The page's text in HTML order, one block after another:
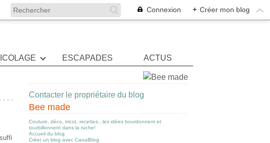
Connexion + Créer mon blog
ESCAPADES ACTUS
Contacter le propriétaire du blog
Bee made
Couture, déco, tricot, recettes...les idées bourdonnent et
tourbillonnent dans la ruche!
Accueil du blog
Créer un blog avec CanalBlog